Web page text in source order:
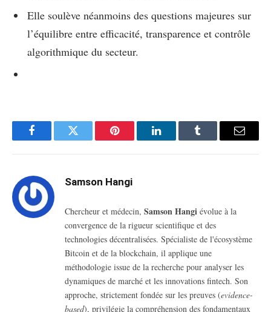
Elle soulève néanmoins des questions majeures sur
l’équilibre entre efficacité, transparence et contrôle
algorithmique du secteur.
FacebookTwitter Pinterest LinkedInTumblr Email
Samson Hangi
Chercheur et médecin, Samson Hangi évolue à la
convergence de la rigueur scientifique et des
technologies décentralisées. Spécialiste de l'écosystème
Bitcoin et de la blockchain, il applique une
méthodologie issue de la recherche pour analyser les
dynamiques de marché et les innovations fintech. Son
approche, strictement fondée sur les preuves (evidence-
based), privilégie la compréhension des fondamentaux